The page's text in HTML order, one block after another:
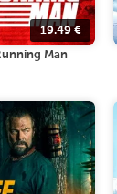
19.49€
Man